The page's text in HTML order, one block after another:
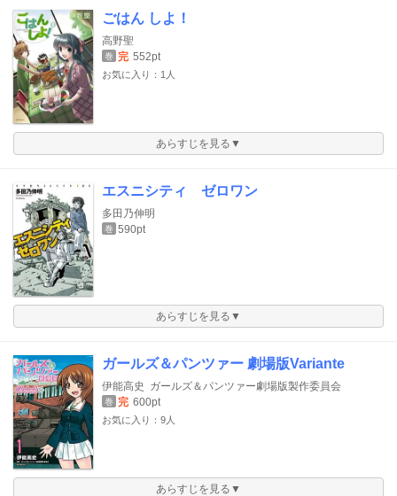
ごはん しよ！
高野聖
巻 完 552pt
お気に入り：1人
あらすじを見る▼
エスニシティ ゼロワン
多田乃伸明
巻 590pt
あらすじを見る▼
ガールズ＆パンツァー 劇場版Variante
伊能高史 ガールズ＆パンツァー劇場版製作委員会
巻 完 600pt
お気に入り：9人
あらすじを見る▼